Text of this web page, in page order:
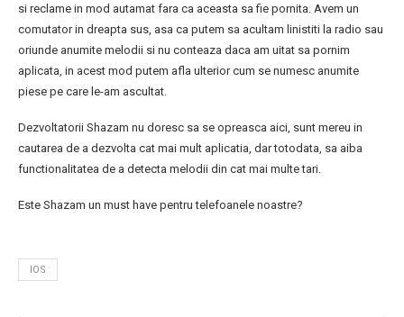
si reclame in mod autamat fara ca aceasta sa fie pornita. Avem un
comutator in dreapta sus, asa ca putem sa acultam linistiti la radio sau
oriunde anumite melodii si nu conteaza daca am uitat sa pornim
aplicata, in acest mod putem afla ulterior cum se numesc anumite
piese pe care le-am ascultat.
Dezvoltatorii Shazam nu doresc sa se opreasca aici, sunt mereu in
cautarea de a dezvolta cat mai mult aplicatia, dar totodata, sa aiba
functionalitatea de a detecta melodii din cat mai multe tari.
Este Shazam un must have pentru telefoanele noastre?
IOS